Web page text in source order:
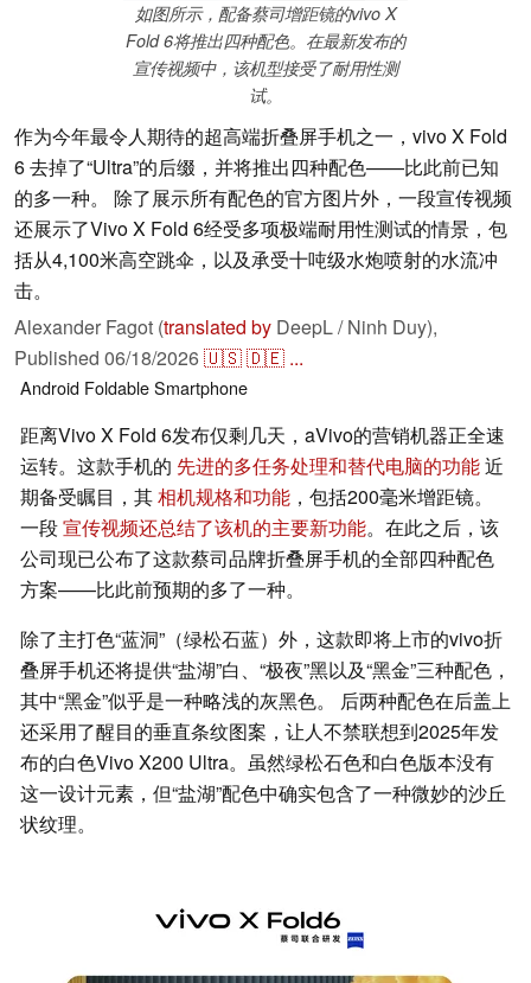
如图所示，配备蔡司增距镜的vivo X
Fold 6将推出四种配色。在最新发布的
宣传视频中，该机型接受了耐用性测
试。
作为今年最令人期待的超高端折叠屏手机之一，vivo X Fold
6 去掉了“Ultra”的后缀，并将推出四种配色——比此前已知
的多一种。 除了展示所有配色的官方图片外，一段宣传视频
还展示了Vivo X Fold 6经受多项极端耐用性测试的情景，包
括从4,100米高空跳伞，以及承受十吨级水炮喷射的水流冲
击。
Alexander Fagot (translated by DeepL / Ninh Duy),
Published 06/18/2026🇺🇸🇩🇪 ...
Android FoldableSmartphone
距离Vivo X Fold 6发布仅剩几天，aVivo的营销机器正全速
运转。这款手机的 先进的多任务处理和替代电脑的功能近
期备受瞩目，其相机规格和功能 ，包括200毫米增距镜。
一段宣传视频还总结了该机的主要新功能。在此之后，该
公司现已公布了这款蔡司品牌折叠屏手机的全部四种配色
方案——比此前预期的多了一种。
除了主打色“蓝洞”（绿松石蓝）外，这款即将上市的vivo折
叠屏手机还将提供“盐湖”白、“极夜”黑以及“黑金”三种配色，
其中“黑金”似乎是一种略浅的灰黑色。 后两种配色在后盖上
还采用了醒目的垂直条纹图案，让人不禁联想到2025年发
布的白色Vivo X200 Ultra。虽然绿松石色和白色版本没有
这一设计元素，但“盐湖”配色中确实包含了一种微妙的沙丘
状纹理。